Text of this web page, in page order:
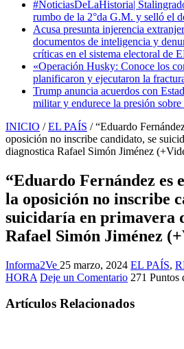
#NoticiasDeLaHistoria|
rumbo de la 2°da G.M. y selló el
Acusa presunta injerencia
documentos de inteligencia y
críticas en el sistema electoral de
«Operación Husky: Conoce los
planificaron y ejecutaron la
Trump anuncia acuerdos con
militar y endurece la presión sobre
INICIO / EL PAÍS / “Eduardo
oposición no inscribe candidato, se
diagnostica Rafael Simón Jiménez
“Eduardo Fernández es
la oposición no inscribe
suicidaría en primavera
Rafael Simón Jiménez
Informa2Ve 25 marzo, 2024 EL PAÍS,
HORA Deje un Comentario 271 Puntos
Artículos Relacionados